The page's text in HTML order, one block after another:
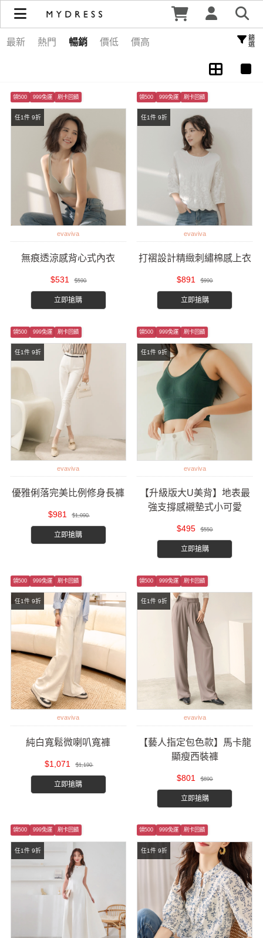
秋冬 : 流行服飾 | MYDRESS 時裳韓風
最新 熱門 暢銷 價低 價高 篩選
任1件 9折
領500 999免運 刷卡回饋
evaviva
無痕透涼感背心式內衣
$531 $590
立即搶購
任1件 9折
領500 999免運 刷卡回饋
evaviva
打褶設計精緻刺繡棉感上衣
$891 $990
立即搶購
任1件 9折
領500 999免運 刷卡回饋
evaviva
優雅俐落完美比例修身長褲
$981 $1,090
立即搶購
任1件 9折
領500 999免運 刷卡回饋
evaviva
【升級版大U美背】地表最
強支撐感襯墊式小可愛
$495 $550
立即搶購
任1件 9折
領500 999免運 刷卡回饋
evaviva
純白寬鬆微喇叭寬褲
$1,071 $1,190
立即搶購
任1件 9折
領500 999免運 刷卡回饋
evaviva
【藝人指定包色款】馬卡龍
顯瘦西裝褲
$801 $890
立即搶購
任1件 9折
領500 999免運 刷卡回饋
任1件 9折
領500 999免運 刷卡回饋